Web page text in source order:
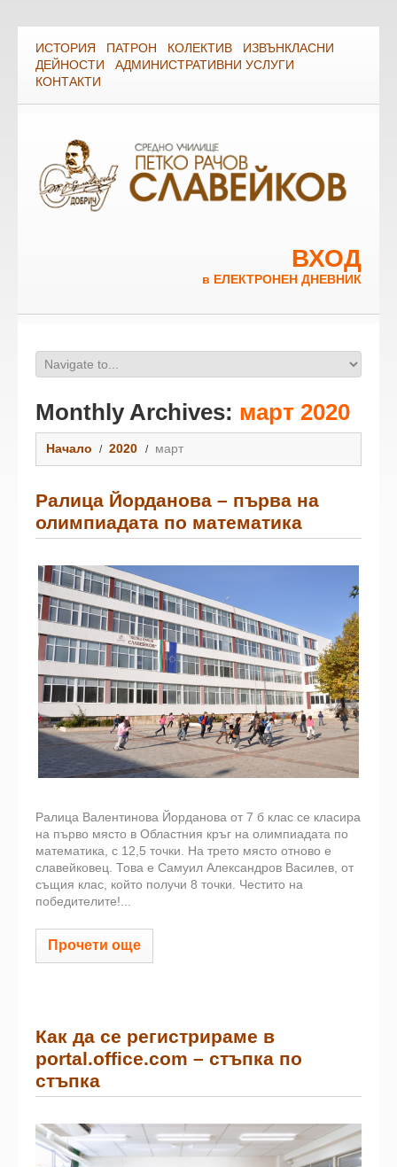
ИСТОРИЯ ПАТРОН КОЛЕКТИВ
ИЗВЪНКЛАСНИ
ДЕЙНОСТИ
АДМИНИСТРАТИВНИ УСЛУГИ
КОНТАКТИ
ВХОД
в ЕЛЕКТРОНЕН ДНЕВНИК
Monthly Archives: март 2020
Начало 2020 март
Ралица Йорданова – първа на
олимпиадата по математика
Ралица Валентинова Йорданова от 7 б клас се класира
на първо място в Областния кръг на олимпиадата по
математика, с 12,5 точки. На трето място отново е
славейковец. Това е Самуил Александров Василев, от
същия клас, който получи 8 точки. Честито на
победителите!...
Прочети още
Как да се регистрираме в
portal.office.com – стъпка по
стъпка